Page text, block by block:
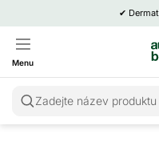
✔
Menu
Zadejte název produktu